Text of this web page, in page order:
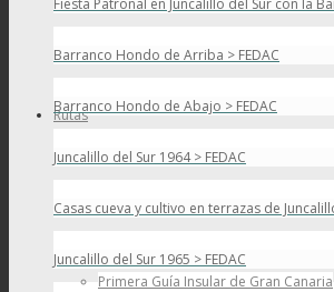
Rutas
Primera Guía Insular de Gran Canaria
Fiesta Patronal en Juncalillo del Sur con la
Barranco Hondo de Arriba > FEDAC
Barranco Hondo de Abajo > FEDAC
Juncalillo del Sur 1964 > FEDAC
Casas cueva y cultivo en terrazas de
Juncalillo del Sur 1965 > FEDAC